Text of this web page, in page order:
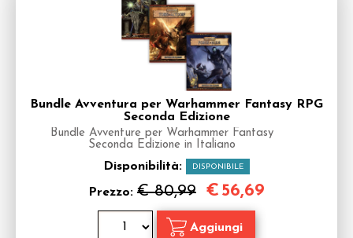
Bundle Avventura per Warhammer Fantasy RPG
Seconda Edizione
Bundle Avventure per Warhammer Fantasy
Seconda Edizione in Italiano
Disponibilità: DISPONIBILE
Prezzo: € 80,99 € 56,69